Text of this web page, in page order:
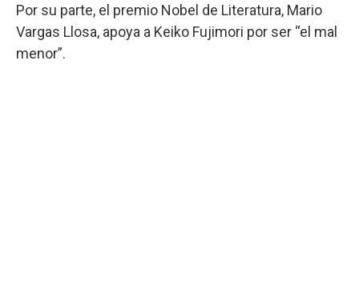
Por su parte, el premio Nobel de Literatura, Mario
Vargas Llosa, apoya a Keiko Fujimori por ser “el mal
menor”.